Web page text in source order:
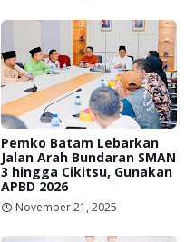
Pemko Batam Lebarkan
Jalan Arah Bundaran SMAN
3 hingga Cikitsu, Gunakan
APBD 2026
November 21, 2025